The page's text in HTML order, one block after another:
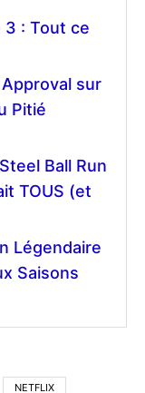
3 : Tout ce
sur
Pitié
Ball Run
TOUS (et
Légendaire
Saisons
NETFLIX